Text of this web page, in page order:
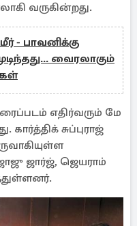
வருகின்றது.
- பாவனிக்கு
வைரலாகும்
எதிர்வரும் மே
கார்த்திக் சுப்புராஜ்
ஜார்ஜ், ஜெயராம்